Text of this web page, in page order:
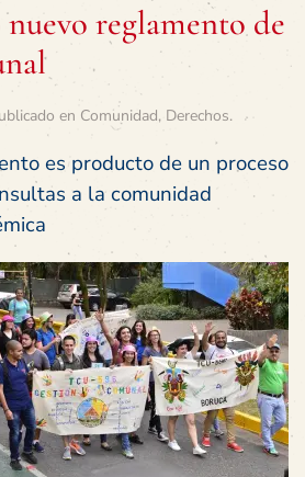
reglamento de
en Comunidad, Derechos.
es producto de un proceso
a la comunidad